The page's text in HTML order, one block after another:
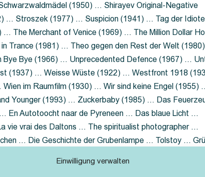
Einwilligung verwalten
(1950) … Shirayev Original-Negative
… Stroszek (1977) … Suspicion (1941) … Tag der
The Merchant of Venice (1969) … The Million Dollar
Trance (1981) … Theo gegen den Rest der Welt
Bye Bye (1966) … Unprecedented Defence (1967) …
(1937) … Weisse Wüste (1922) … Westfront 1918
im Raumfilm (1930) … Wir sind keine Engel (1955)
Younger (1993) … Zuckerbaby (1985) … Das
En Autotoocht naar de Pyreneen … Das blaue Licht …
vie vrai des Daltons … The spiritualist photographer …
… Die Geschichte der Grubenlampe … Tolstoy …